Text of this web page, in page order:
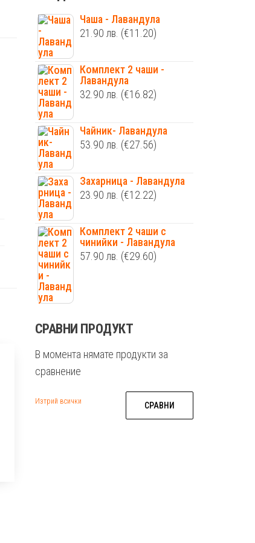
Чаша - Лавандула
21.90 лв. (€11.20)
Комплект 2 чаши -
Лавандула
32.90 лв. (€16.82)
Чайник- Лавандула
53.90 лв. (€27.56)
Захарница - Лавандула
23.90 лв. (€12.22)
Комплект 2 чаши с
чинийки - Лавандула
57.90 лв. (€29.60)
СРАВНИ ПРОДУКТ
В момента нямате продукти за
сравнение
Изтрий всички СРАВНИ